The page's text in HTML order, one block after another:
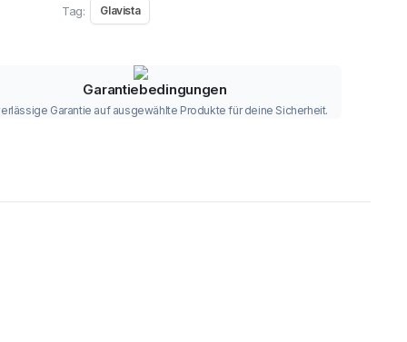
Tag: Glavista
Garantiebedingungen
Garantie auf ausgewählte Produkte für deine Sicherheit.